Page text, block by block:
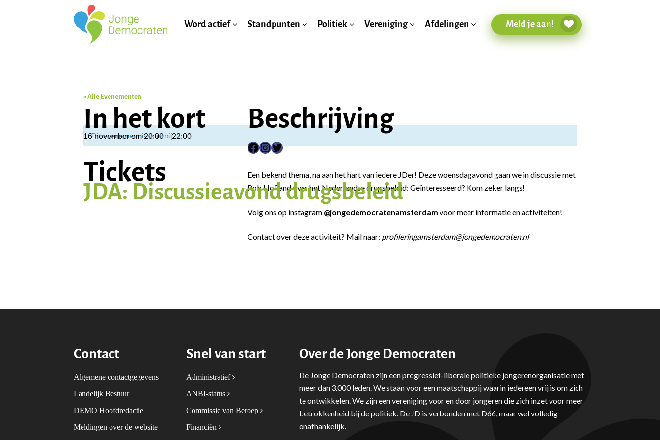
Word actief Standpunten Politiek Vereniging Afdelingen Meld je aan!
« Alle Evenementen
Dit evenement is voorbij.
JDA: Discussieavond drugsbeleid
In het kort
16 novemberom20:00–22:00
Tickets
Beschrijving
Facebook InstagramTwitter
Een bekend thema, na aan het hart van iedere JDer! Deze woensdagavond gaan we in discussie met
Rob Hofland over het Nederlandse drugsbeleid: Geïnteresseerd? Kom zeker langs!
Volg ons op instagram @jongedemocratenamsterdam voor meer informatie en activiteiten!
Contact over deze activiteit? Mail naar: profileringamsterdam@jongedemocraten.nl
Contact
Algemene contactgegevens
Landelijk Bestuur
DEMO Hoofdredactie
Meldingen over de website
Snel van start
Administratief
ANBI-status
Commissie van Beroep
Financiën
Over de Jonge Democraten
De Jonge Democraten zijn een progressief-liberale politieke jongerenorganisatie met
meer dan 3.000 leden. We staan voor een maatschappij waarin iedereen vrij is om zich
te ontwikkelen. We zijn een vereniging voor en door jongeren die zich inzet voor meer
betrokkenheid bij de politiek. De JD is verbonden met D66, maar wel volledig
onafhankelijk.